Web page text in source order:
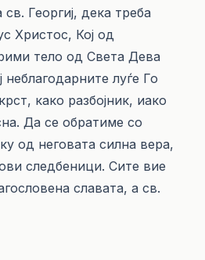
Георгиј, дека треба
Христос, Кој од
тело од Света Дева
луѓе Го
како разбојник, иако
Да се обратиме со
од неговата силна вера,
следбеници. Сите вие
славата, а св.